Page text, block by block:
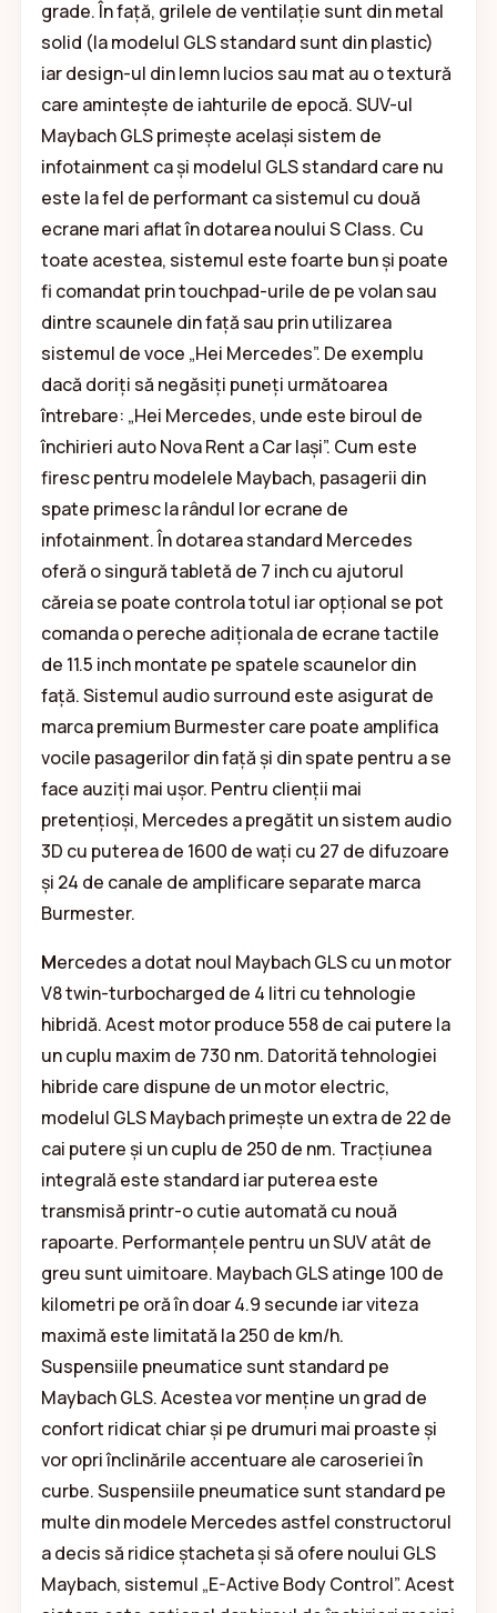
grade. În față, grilele de ventilație sunt din metal
solid (la modelul GLS standard sunt din plastic)
iar design-ul din lemn lucios sau mat au o textură
care amintește de iahturile de epocă. SUV-ul
Maybach GLS primește același sistem de
infotainment ca și modelul GLS standard care nu
este la fel de performant ca sistemul cu două
ecrane mari aflat în dotarea noului S Class. Cu
toate acestea, sistemul este foarte bun și poate
fi comandat prin touchpad-urile de pe volan sau
dintre scaunele din față sau prin utilizarea
sistemul de voce „Hei Mercedes”. De exemplu
dacă doriți să negăsiți puneți următoarea
întrebare: „Hei Mercedes, unde este biroul de
închirieri auto Nova Rent a Car Iași”. Cum este
firesc pentru modelele Maybach, pasagerii din
spate primesc la rândul lor ecrane de
infotainment. În dotarea standard Mercedes
oferă o singură tabletă de 7 inch cu ajutorul
căreia se poate controla totul iar opțional se pot
comanda o pereche adiționala de ecrane tactile
de 11.5 inch montate pe spatele scaunelor din
față. Sistemul audio surround este asigurat de
marca premium Burmester care poate amplifica
vocile pasagerilor din față și din spate pentru a se
face auziți mai ușor. Pentru clienții mai
pretențioși, Mercedes a pregătit un sistem audio
3D cu puterea de 1600 de wați cu 27 de difuzoare
și 24 de canale de amplificare separate marca
Burmester.
Mercedes a dotat noul Maybach GLS cu un motor
V8 twin-turbocharged de 4 litri cu tehnologie
hibridă. Acest motor produce 558 de cai putere la
un cuplu maxim de 730 nm. Datorită tehnologiei
hibride care dispune de un motor electric,
modelul GLS Maybach primește un extra de 22 de
cai putere și un cuplu de 250 de nm. Tracțiunea
integrală este standard iar puterea este
transmisă printr-o cutie automată cu nouă
rapoarte. Performanțele pentru un SUV atât de
greu sunt uimitoare. Maybach GLS atinge 100 de
kilometri pe oră în doar 4.9 secunde iar viteza
maximă este limitată la 250 de km/h.
Suspensiile pneumatice sunt standard pe
Maybach GLS. Acestea vor menține un grad de
confort ridicat chiar și pe drumuri mai proaste și
vor opri înclinările accentuare ale caroseriei în
curbe. Suspensiile pneumatice sunt standard pe
multe din modele Mercedes astfel constructorul
a decis să ridice ștacheta și să ofere noului GLS
Maybach, sistemul „E-Active Body Control”. Acest